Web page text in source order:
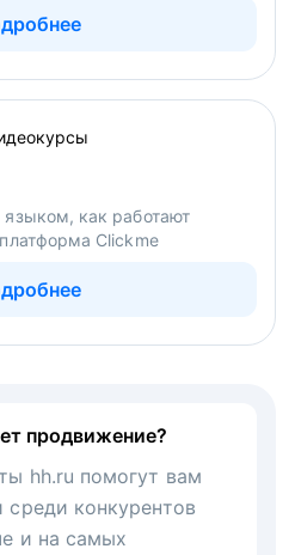
как работают
Clickme
продвижение?
hh.ru помогут вам
среди конкурентов
и на самых